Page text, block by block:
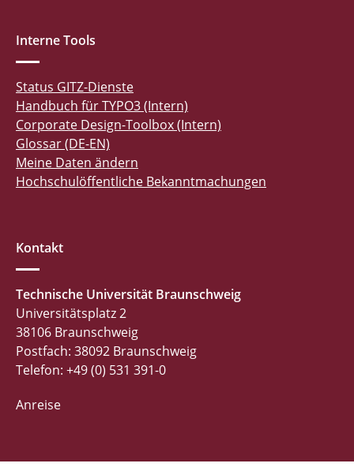
Interne Tools
Status GITZ-Dienste
Handbuch für TYPO3 (Intern)
Corporate Design-Toolbox (Intern)
Glossar (DE-EN)
Meine Daten ändern
Hochschulöffentliche Bekanntmachungen
Kontakt
Technische Universität Braunschweig
Universitätsplatz 2
38106 Braunschweig
Postfach: 38092 Braunschweig
Telefon: +49 (0) 531 391-0
Anreise